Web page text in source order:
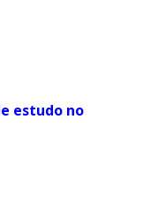
estudo no